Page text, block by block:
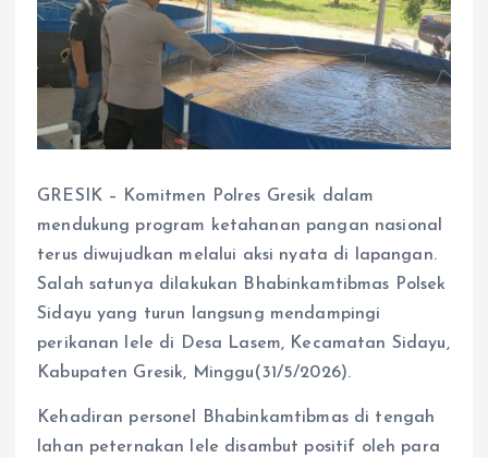
GRESIK – Komitmen Polres Gresik dalam
mendukung program ketahanan pangan nasional
terus diwujudkan melalui aksi nyata di lapangan.
Salah satunya dilakukan Bhabinkamtibmas Polsek
Sidayu yang turun langsung mendampingi
perikanan lele di Desa Lasem, Kecamatan Sidayu,
Kabupaten Gresik, Minggu(31/5/2026).
Kehadiran personel Bhabinkamtibmas di tengah
lahan peternakan lele disambut positif oleh para